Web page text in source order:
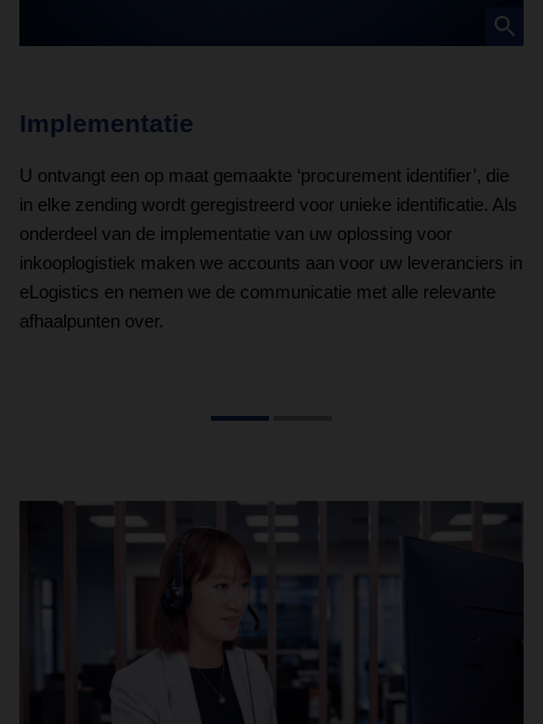
Implementatie
U ontvangt een op maat gemaakte ‘procurement identifier’, die
in elke zending wordt geregistreerd voor unieke identificatie. Als
onderdeel van de implementatie van uw oplossing voor
inkooplogistiek maken we accounts aan voor uw leveranciers in
eLogistics en nemen we de communicatie met alle relevante
afhaalpunten over.